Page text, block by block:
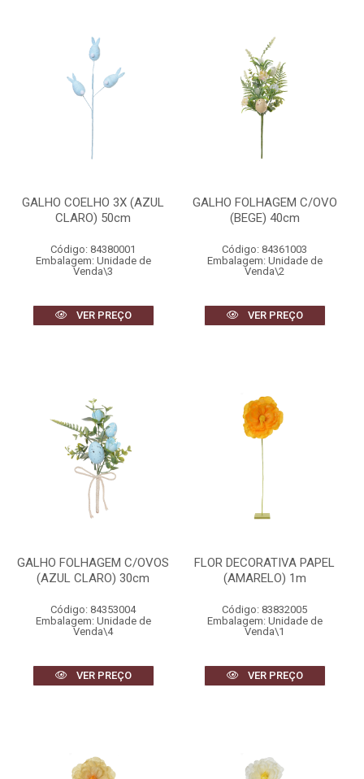
GALHO COELHO 3X (AZUL
CLARO) 50cm
Código: 84380001
Embalagem: Unidade de
Venda\3
VER PREÇO
GALHO FOLHAGEM C/OVO
(BEGE) 40cm
Código: 84361003
Embalagem: Unidade de
Venda\2
VER PREÇO
GALHO FOLHAGEM C/OVOS
(AZUL CLARO) 30cm
Código: 84353004
Embalagem: Unidade de
Venda\4
VER PREÇO
FLOR DECORATIVA PAPEL
(AMARELO) 1m
Código: 83832005
Embalagem: Unidade de
Venda\1
VER PREÇO